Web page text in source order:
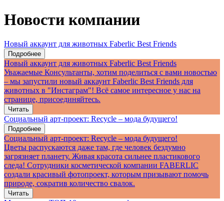
Новости компании
Новый аккаунт для животных Faberlic Best Friends
Подробнее
Новый аккаунт для животных Faberlic Best Friends
Уважаемые Консультанты, хотим поделиться с вами новостью
– мы запустили новый аккаунт Faberlic Best Friends для
животных в "Инстаграм"! Всё самое интересное у нас на
странице, присоединяйтесь.
Читать
Социальный арт-проект: Recycle – мода будущего!
Подробнее
Социальный арт-проект: Recycle – мода будущего!
Цветы распускаются даже там, где человек бездумно
загрязняет планету. Живая красота сильнее пластикового
следа! Сотрудники косметической компании FABERLIC
создали красивый фотопроект, которым призывают помочь
природе, сократив количество свалок.
Читать